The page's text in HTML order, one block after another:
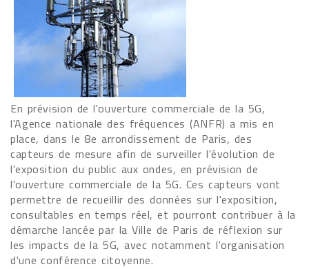
En prévision de l'ouverture commerciale de la 5G,
l'Agence nationale des fréquences (ANFR) a mis en
place, dans le 8e arrondissement de Paris, des
capteurs de mesure afin de surveiller l'évolution de
l'exposition du public aux ondes, en prévision de
l'ouverture commerciale de la 5G. Ces capteurs vont
permettre de recueillir des données sur l'exposition,
consultables en temps réel, et pourront contribuer à la
démarche lancée par la Ville de Paris de réflexion sur
les impacts de la 5G, avec notamment l'organisation
d'une conférence citoyenne.